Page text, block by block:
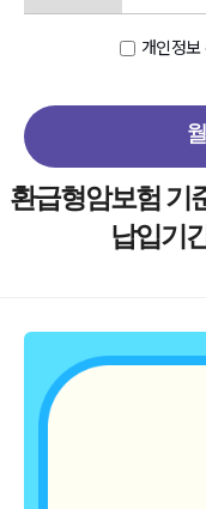
개인정
환급형암보험 기
납입기